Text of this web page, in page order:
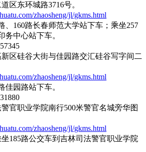
区东环城路3716号。
zhaosheng/jl/gkms.html
、160路长春师范大学站下车；乘坐257
务中心站下车。
区硅谷大街与佳园路交汇硅谷写字间二
zhaosheng/jl/gkms.html
佳园路站下车。
官职业学院南行500米警官名城旁华图
zhaosheng/jl/gkms.html
185路公交车到吉林司法警官职业学院